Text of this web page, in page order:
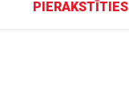
PIERAKSTĪTIES